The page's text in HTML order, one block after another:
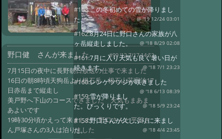
野口健 さんが来ました #99 '12 7/17 14:52
7月15日の夜中に長野朝日放送の仕事で来ました
16日の朝8時頃天狗岳より根石岳 根石山荘宿泊17
日赤岳まで縦走し
美戸野へ下山のコースできました 天気もまあま
あよいです
19時30分頃かえって来ました 野口さんと平賀さ
ん戸塚さんの3人は泊りました
#163:この冬初めての雪が降りまし
た。
@ '19 12/24 03:01
#162:8月24日に野口さんの家族が八
ヶ岳縦走しました。
@ '18 8/29 02:08
#161:7月に入り天気も良く暑い日が
続きます。
@ '18 7/1 23:23
#160:レンゲツツジが咲きました
@ '18 6/13 08:39
#159:雪が降りまし
た。びっくりです。
@ '18 5/9 23:24
#158:野口さんが久しぶりに来まし
た。
@ '18 4/4 23:45